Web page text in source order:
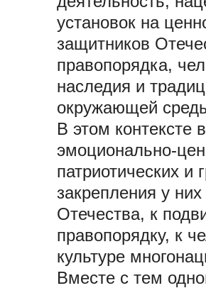
установок на
защитников
правопорядка,
наследия и
окружающей
В этом контексте
эмоционально-
патриотических и
закрепления у
Отечества, к
правопорядку, к
культуре
Вместе с тем